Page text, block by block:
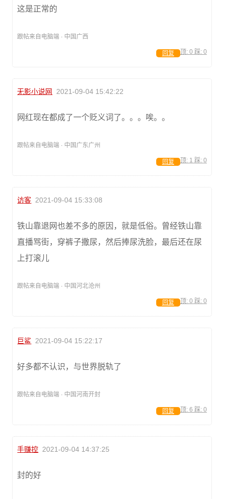
这是正常的
跟帖来自电脑端 · 中国广西
顶: 0 踩: 0
回复
无影小说网 2021-09-04 15:42:22
网红现在都成了一个贬义词了。。。唉。。
跟帖来自电脑端 · 中国广东广州
顶: 1 踩: 0
回复
访客 2021-09-04 15:33:08
铁山靠退网也差不多的原因，就是低俗。曾经铁山靠
直播骂街，穿裤子撒尿，然后捧尿洗脸，最后还在尿
上打滚儿
跟帖来自电脑端 · 中国河北沧州
顶: 0 踩: 0
回复
巨鲨 2021-09-04 15:22:17
好多都不认识，与世界脱轨了
跟帖来自电脑端 · 中国河南开封
顶: 6 踩: 0
回复
手赚控 2021-09-04 14:37:25
封的好